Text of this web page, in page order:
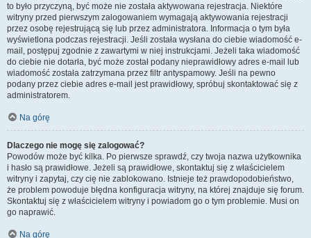
to było przyczyną, być może nie została aktywowana rejestracja. Niektóre
witryny przed pierwszym zalogowaniem wymagają aktywowania rejestracji
przez osobę rejestrującą się lub przez administratora. Informacja o tym była
wyświetlona podczas rejestracji. Jeśli została wysłana do ciebie wiadomość e-
mail, postępuj zgodnie z zawartymi w niej instrukcjami. Jeżeli taka wiadomość
do ciebie nie dotarła, być może został podany nieprawidłowy adres e-mail lub
wiadomość została zatrzymana przez filtr antyspamowy. Jeśli na pewno
podany przez ciebie adres e-mail jest prawidłowy, spróbuj skontaktować się z
administratorem.
Na górę
Dlaczego nie mogę się zalogować?
Powodów może być kilka. Po pierwsze sprawdź, czy twoja nazwa użytkownika
i hasło są prawidłowe. Jeżeli są prawidłowe, skontaktuj się z właścicielem
witryny i zapytaj, czy cię nie zablokowano. Istnieje też prawdopodobieństwo,
że problem powoduje błędna konfiguracja witryny, na której znajduje się forum.
Skontaktuj się z właścicielem witryny i powiadom go o tym problemie. Musi on
go naprawić.
Na górę